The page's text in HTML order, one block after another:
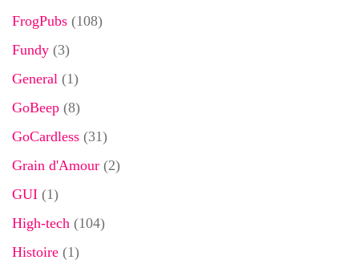
FrogPubs (108)
Fundy (3)
General (1)
GoBeep (8)
GoCardless (31)
Grain d'Amour (2)
GUI (1)
High-tech (104)
Histoire (1)